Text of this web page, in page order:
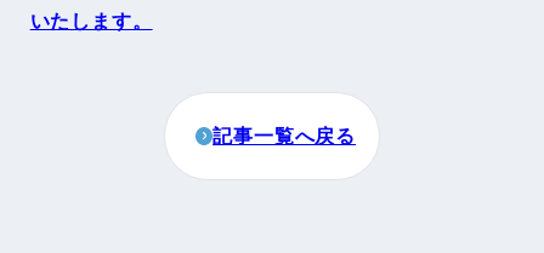
いたします。
記事一覧へ戻る